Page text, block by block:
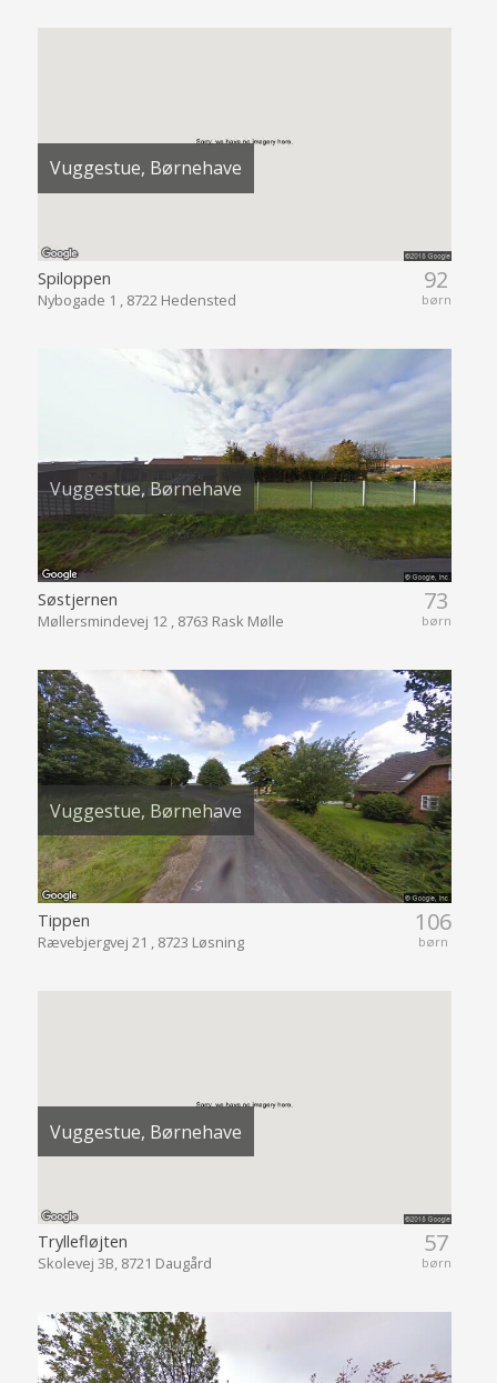
Vuggestue, Børnehave
92
børn
Spiloppen
Nybogade 1 , 8722 Hedensted
Vuggestue, Børnehave
73
børn
Søstjernen
Møllersmindevej 12 , 8763 Rask Mølle
Vuggestue, Børnehave
106
børn
Tippen
Rævebjergvej 21 , 8723 Løsning
Vuggestue, Børnehave
57
børn
Tryllefløjten
Skolevej 3B, 8721 Daugård